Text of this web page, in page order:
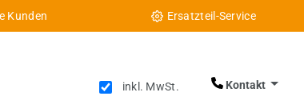
Kunden Ersatzteil-Service
inkl. MwSt. Kontakt